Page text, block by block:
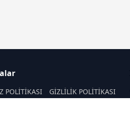
POLİTİKASI
GİZLİLİK POLİTİKASI